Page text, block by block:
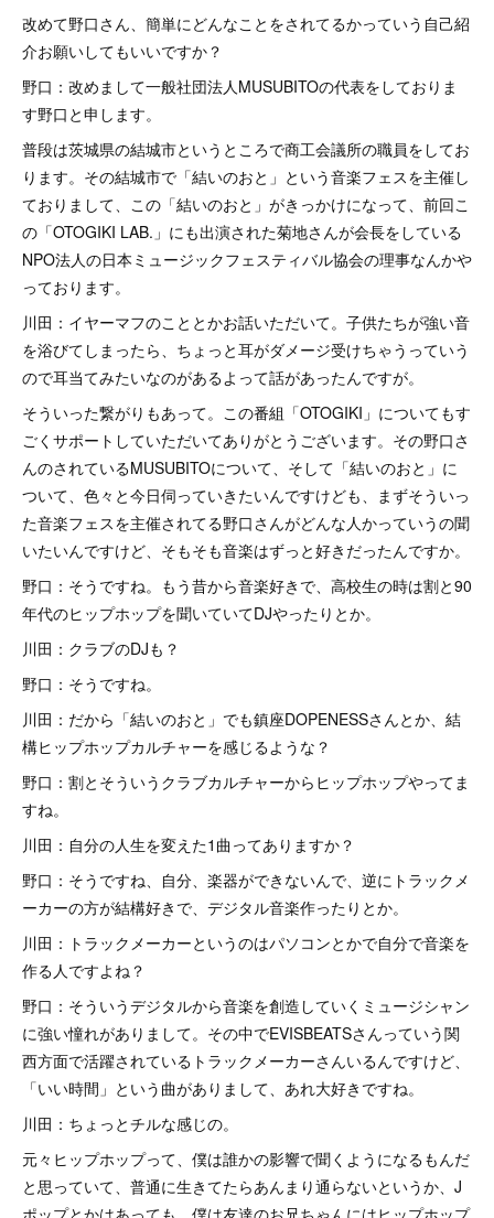
改めて野口さん、簡単にどんなことをされてるかっていう自己紹
介お願いしてもいいですか？
野口：改めまして一般社団法人MUSUBITOの代表をしておりま
す野口と申します。
普段は茨城県の結城市というところで商工会議所の職員をしてお
ります。その結城市で「結いのおと」という音楽フェスを主催し
ておりまして、この「結いのおと」がきっかけになって、前回こ
の「OTOGIKI LAB.」にも出演された菊地さんが会長をしている
NPO法人の日本ミュージックフェスティバル協会の理事なんかや
っております。
川田：イヤーマフのこととかお話いただいて。子供たちが強い音
を浴びてしまったら、ちょっと耳がダメージ受けちゃうっていう
ので耳当てみたいなのがあるよって話があったんですが。
そういった繋がりもあって。この番組「OTOGIKI」についてもす
ごくサポートしていただいてありがとうございます。その野口さ
んのされているMUSUBITOについて、そして「結いのおと」に
ついて、色々と今日伺っていきたいんですけども、まずそういっ
た音楽フェスを主催されてる野口さんがどんな人かっていうの聞
いたいんですけど、そもそも音楽はずっと好きだったんですか。
野口：そうですね。もう昔から音楽好きで、高校生の時は割と90
年代のヒップホップを聞いていてDJやったりとか。
川田：クラブのDJも？
野口：そうですね。
川田：だから「結いのおと」でも鎮座DOPENESSさんとか、結
構ヒップホップカルチャーを感じるような？
野口：割とそういうクラブカルチャーからヒップホップやってま
すね。
川田：自分の人生を変えた1曲ってありますか？
野口：そうですね、自分、楽器ができないんで、逆にトラックメ
ーカーの方が結構好きで、デジタル音楽作ったりとか。
川田：トラックメーカーというのはパソコンとかで自分で音楽を
作る人ですよね？
野口：そういうデジタルから音楽を創造していくミュージシャン
に強い憧れがありまして。その中でEVISBEATSさんっていう関
西方面で活躍されているトラックメーカーさんいるんですけど、
「いい時間」という曲がありまして、あれ大好きですね。
川田：ちょっとチルな感じの。
元々ヒップホップって、僕は誰かの影響で聞くようになるもんだ
と思っていて、普通に生きてたらあんまり通らないというか、J
ポップとかはあっても。僕は友達のお兄ちゃんにはヒップホップ